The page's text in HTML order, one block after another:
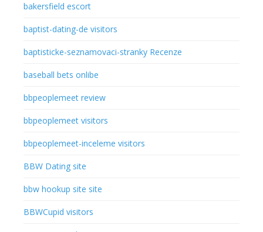
bakersfield escort
baptist-dating-de visitors
baptisticke-seznamovaci-stranky Recenze
baseball bets onlibe
bbpeoplemeet review
bbpeoplemeet visitors
bbpeoplemeet-inceleme visitors
BBW Dating site
bbw hookup site site
BBWCupid visitors